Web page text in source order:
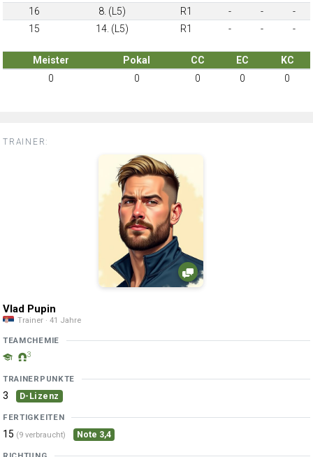
16
8. (L5) R1 - -
-
15
14. (L5) R1 - - -
Meister Pokal CC EC
KC
0
0 0 0 0
TRAINER:
Vlad Pupin
Trainer · 41 Jahre
TEAMCHEMIE
3
TRAINERPUNKTE
3 D-Lizenz
FERTIGKEITEN
15 (9 verbraucht) Note 3,4